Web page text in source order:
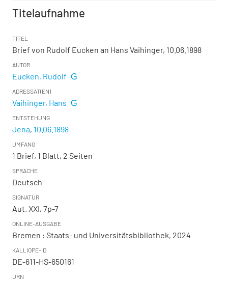
Titelaufnahme
TITEL
Brief von Rudolf Eucken an Hans Vaihinger, 10.06.1898
AUTOR
Eucken, Rudolf
ADRESSAT(EN)
Vaihinger, Hans
ENTSTEHUNG
Jena, 10.06.1898
UMFANG
1 Brief, 1 Blatt, 2 Seiten
SPRACHE
Deutsch
SIGNATUR
Aut. XXI, 7p-7
ONLINE-AUSGABE
Bremen : Staats- und Universitätsbibliothek, 2024
KALLIOPE-ID
DE-611-HS-650161
URN